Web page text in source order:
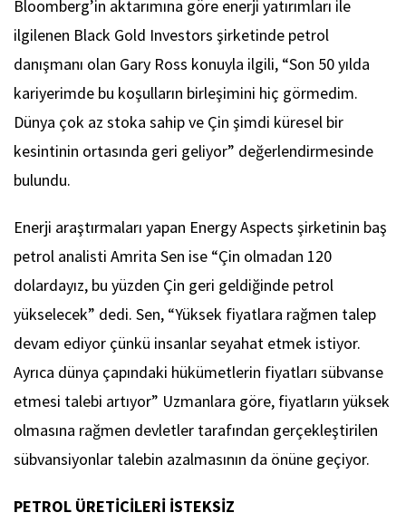
Bloomberg’in aktarımına göre enerji yatırımları ile
ilgilenen Black Gold Investors şirketinde petrol
danışmanı olan Gary Ross konuyla ilgili, “Son 50 yılda
kariyerimde bu koşulların birleşimini hiç görmedim.
Dünya çok az stoka sahip ve Çin şimdi küresel bir
kesintinin ortasında geri geliyor” değerlendirmesinde
bulundu.
Enerji araştırmaları yapan Energy Aspects şirketinin baş
petrol analisti Amrita Sen ise “Çin olmadan 120
dolardayız, bu yüzden Çin geri geldiğinde petrol
yükselecek” dedi. Sen, “Yüksek fiyatlara rağmen talep
devam ediyor çünkü insanlar seyahat etmek istiyor.
Ayrıca dünya çapındaki hükümetlerin fiyatları sübvanse
etmesi talebi artıyor” Uzmanlara göre, fiyatların yüksek
olmasına rağmen devletler tarafından gerçekleştirilen
sübvansiyonlar talebin azalmasının da önüne geçiyor.
PETROL ÜRETİCİLERİ İSTEKSİZ